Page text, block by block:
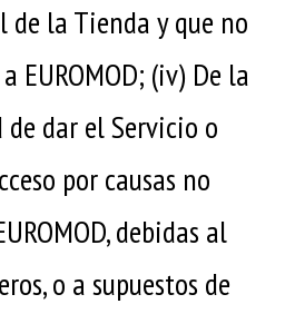
la Tienda y que no
EUROMOD; (iv) De la
dar el Servicio o
por causas no
debidas al
o a supuestos de